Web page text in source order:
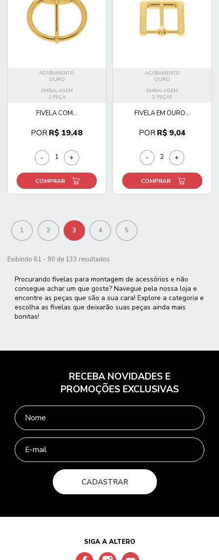
ACABAMENTO
OURO
EMBALAGEM
1 PEÇA
FIVELA COM...
PORR$ 19,48
- +
COMPRAR
ACABAMENTO
OURO
EMBALAGEM
2 PEÇAS
FIVELA EM OURO...
PORR$ 9,04
- +
COMPRAR
1 2 3 4 5
Exibindo 61 - 90 de 133 resultados
Procurando fivelas para montagem de acessórios e não
consegue achar um que goste? Navegue pela nossa loja e
encontre as peças que são a sua cara! Explore a categoria e
escolha as fivelas que deixarão suas peças ainda mais
bonitas!
RECEBA NOVIDADES E
PROMOÇÕES EXCLUSIVAS
CADASTRAR
SIGA A ALTERO